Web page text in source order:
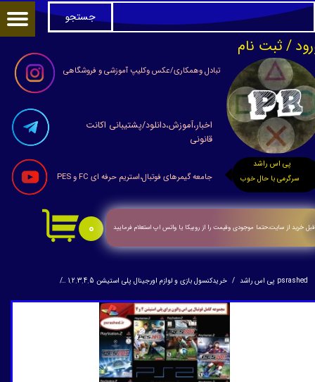
جامعه گیمرهای فوتبال،استریم حرفه ای FC و PES
تبادل وهمکاری/عکس وکلیپ آموزشی و فروشگاهی
اخبار،آموزش،دانلود/پشتیبانی اکانت
قانونی
/ثبت نام
حساب کاربری من
تغییر گذر واژه
سفارشات
خروج از حساب کاربری
جستجو
پی اس راشد
سرگرمی با حال خوب
۰ قبل خرید از سایت،حتما موجودی وقیمت را از روبیکا یا واتس اپ استعلام فرمایید
psrashed پی اس راشد خریدکنسول بازی و لوازم اورجینال پلی استیشن 1.2.3.4.5